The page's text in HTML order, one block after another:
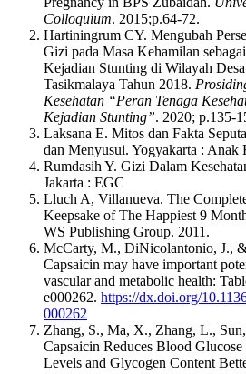
Colloquium. 2015;p.64-72.
Hartiningrum CY. Mengubah
Gizi pada Masa Kehamilan
Kejadian Stunting di Wilayah
Tasikmalaya Tahun 2018.
Kesehatan “Peran Tenaga
Kejadian Stunting”. 2020; p.135-
Laksana E. Mitos dan Fakta
dan Menyusui. Yogyakarta : Anak
Rumdasih Y. Gizi Dalam
Jakarta : EGC
Lluch A, Villanueva. The
Keepsake of The Happiest 9
WS Publishing Group. 2011.
McCarty, M., DiNicolantonio, J.,
Capsaicin may have important
vascular and metabolic health:
e000262. https://dx.doi.org/
000262
Zhang, S., Ma, X., Zhang, L.,
Capsaicin Reduces Blood
Levels and Glycogen Content